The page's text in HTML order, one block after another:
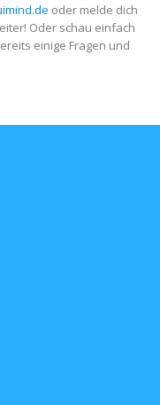
oder melde dich
Oder schau einfach
einige Fragen und